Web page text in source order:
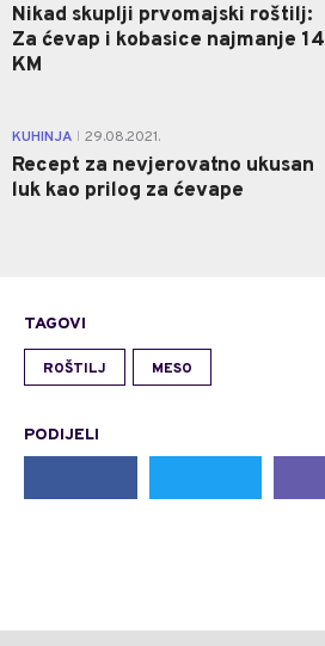
Nikad skuplji prvomajski roštilj:
Za ćevap i kobasice najmanje 14
KM
KUHINJA 29.08.2021.
Recept za nevjerovatno ukusan
luk kao prilog za ćevape
TAGOVI
ROŠTILJ MESO
PODIJELI